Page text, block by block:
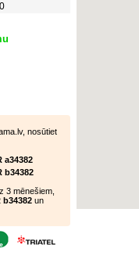
nosūtiet
a34382
b34382
3 mēnešiem,
b34382 un